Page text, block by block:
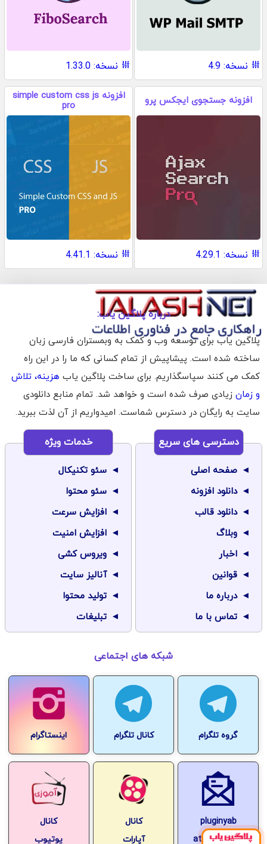
نسخه: 4.9 نسخه: 1.33.0
افزونه جستجوی ایجکس پرو
نسخه: 4.29.1
افزونه simple custom css js
pro
نسخه: 4.41.1
درباره پلاگین یاب:
پلاگین یاب برای توسعه وب و کمک به وبمستران فارسی زبان
ساخته شده است. پیشاپیش از تمام کسانی که ما را در این راه
کمک می کنند سپاسگذاریم. برای ساخت پلاگین یاب هزینه، تلاش
و زمان زیادی صرف شده است و خواهد شد. تمام منابع دانلودی
سایت به رایگان در دسترس شماست. امیدواریم از آن لذت ببرید.
دسترسی های سریع
صفحه اصلی
دانلود افزونه
دانلود قالب
وبلاگ
اخبار
قوانین
درباره ما
تماس با ما
خدمات ویژه
سئو تکنیکال
سئو محتوا
افزایش سرعت
افزایش امنیت
ویروس کشی
آنالیز سایت
تولید محتوا
تبلیغات
شبکه های اجتماعی
گروه تلگرام کانال تلگرام اینستاگرام
pluginyab
at-gmail.com
کانال
آپارات
کانال
یوتیوب